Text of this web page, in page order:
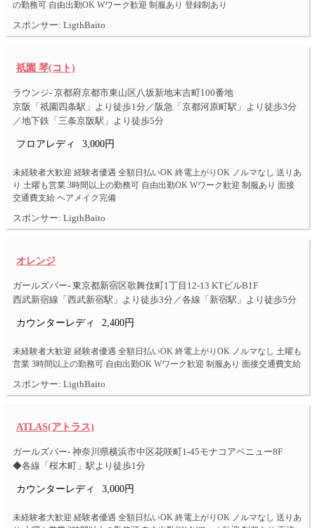
の勤務可 自由出勤OK Wワーク歓迎 制服あり 登録制あり
スポンサー: LigthBaito
祇園 琴(コト)
ラウンジ- 京都府京都市東山区八坂新地末吉町100番地
京阪「祇園四条駅」より徒歩1分／阪急「京都河原町駅」より徒歩3分
／地下鉄「三条京阪駅」より徒歩5分
フロアレディ 3,000円
未経験者大歓迎 経験者優遇 全額日払いOK 終電上がりOK ノルマなし 送りあ
り 土曜も営業 3時間以上の勤務可 自由出勤OK Wワーク歓迎 制服あり 面接
交通費支給 ヘアメイク完備
スポンサー: LigthBaito
オレンジ
ガールズバー- 東京都新宿区歌舞伎町1丁目12-13 KTビルB1F
西武新宿線「西武新宿駅」より徒歩3分／各線「新宿駅」より徒歩5分
カウンターレディ 2,400円
未経験者大歓迎 経験者優遇 全額日払いOK 終電上がりOK ノルマなし 土曜も
営業 3時間以上の勤務可 自由出勤OK Wワーク歓迎 制服あり 面接交通費支給
スポンサー: LigthBaito
ATLAS(アトラス)
ガールズバー- 神奈川県横浜市中区花咲町1-45モナコアベニュー8F
◆各線「桜木町」駅より徒歩1分
カウンターレディ 3,000円
未経験者大歓迎 経験者優遇 全額日払いOK 終電上がりOK ノルマなし 送りあ